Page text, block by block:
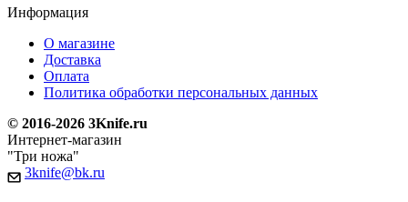
Информация
О магазине
Доставка
Оплата
Политика обработки персональных данных
© 2016-2026 3Knife.ru
Интернет-магазин
"Три ножа"
3knife@bk.ru